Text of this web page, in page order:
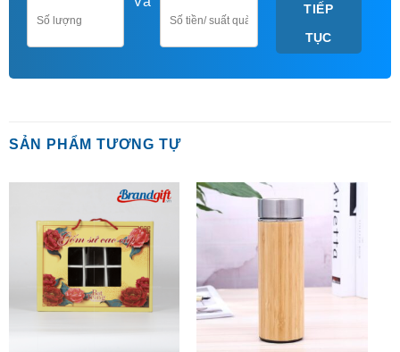
TIẾP
TỤC
SẢN PHẨM TƯƠNG TỰ